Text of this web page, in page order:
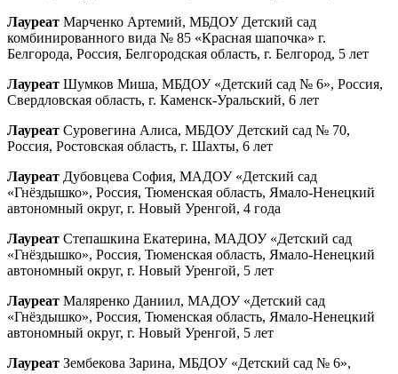
Лауреат Марченко Артемий, МБДОУ Детский сад
комбинированного вида № 85 «Красная шапочка» г.
Белгорода, Россия, Белгородская область, г. Белгород, 5 лет
Лауреат Шумков Миша, МБДОУ «Детский сад № 6», Россия,
Свердловская область, г. Каменск-Уральский, 6 лет
Лауреат Суровегина Алиса, МБДОУ Детский сад № 70,
Россия, Ростовская область, г. Шахты, 6 лет
Лауреат Дубовцева София, МАДОУ «Детский сад
«Гнёздышко», Россия, Тюменская область, Ямало-Ненецкий
автономный округ, г. Новый Уренгой, 4 года
Лауреат Степашкина Екатерина, МАДОУ «Детский сад
«Гнёздышко», Россия, Тюменская область, Ямало-Ненецкий
автономный округ, г. Новый Уренгой, 5 лет
Лауреат Маляренко Даниил, МАДОУ «Детский сад
«Гнёздышко», Россия, Тюменская область, Ямало-Ненецкий
автономный округ, г. Новый Уренгой, 5 лет
Лауреат Зембекова Зарина, МБДОУ «Детский сад № 6»,